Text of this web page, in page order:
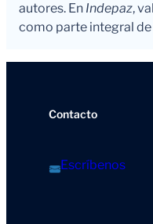
autores. En Indepaz,
como parte integral
Contacto
Escríbenos